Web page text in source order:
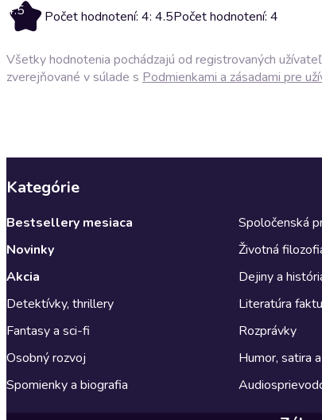
4.5 Počet hodnotení: 4: 4.5Počet hodnotení: 4
Všetky hodnotenia pochádzajú od registrovaných
zverejňované v súlade s Podmienkami a zásadami pre
Kategórie
Bestsellery mesiaca
Novinky
Akcia
Detektívky, thrillery
Fantasy a sci-fi
Osobný rozvoj
Spomienky a biografia
Spoločenská
Životná
Dejiny a
Literatúra
Rozprávky
Humor, satira